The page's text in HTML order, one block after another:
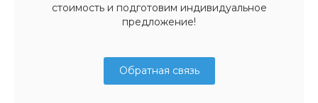
стоимость и подготовим индивидуальное
предложение!
Обратная связь